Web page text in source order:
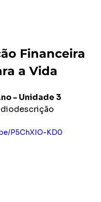
Financeira
a Vida
- Unidade 3
P5ChXIO-KD0